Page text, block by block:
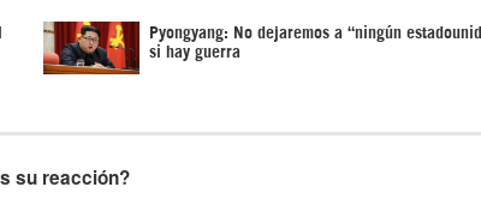
Pyongyang: No dejaremos a “ningún
si hay guerra